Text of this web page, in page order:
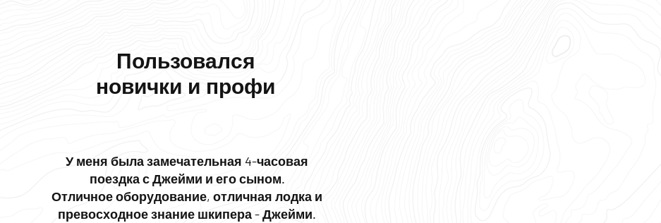
Пользовался
новички и профи
У меня была замечательная 4-часовая
поездка с Джейми и его сыном.
Отличное оборудование, отличная лодка и
превосходное знание шкипера - Джейми.